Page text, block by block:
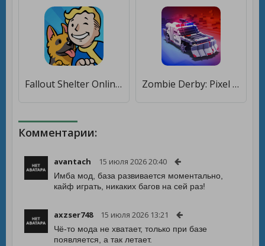
Fallout Shelter Online [Много монет] Zombie Derby: Pixel Survival [Бесплатные покупки]
Комментарии:
avantach 15 июля 2026 20:40
Имба мод, база развивается моментально,
кайф играть, никаких багов на сей раз!
axzser748 15 июля 2026 13:21
Чё-то мода не хватает, только при базе
появляется, а так летает.